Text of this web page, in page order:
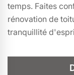
temps. Faites
rénovation de
tranquillité